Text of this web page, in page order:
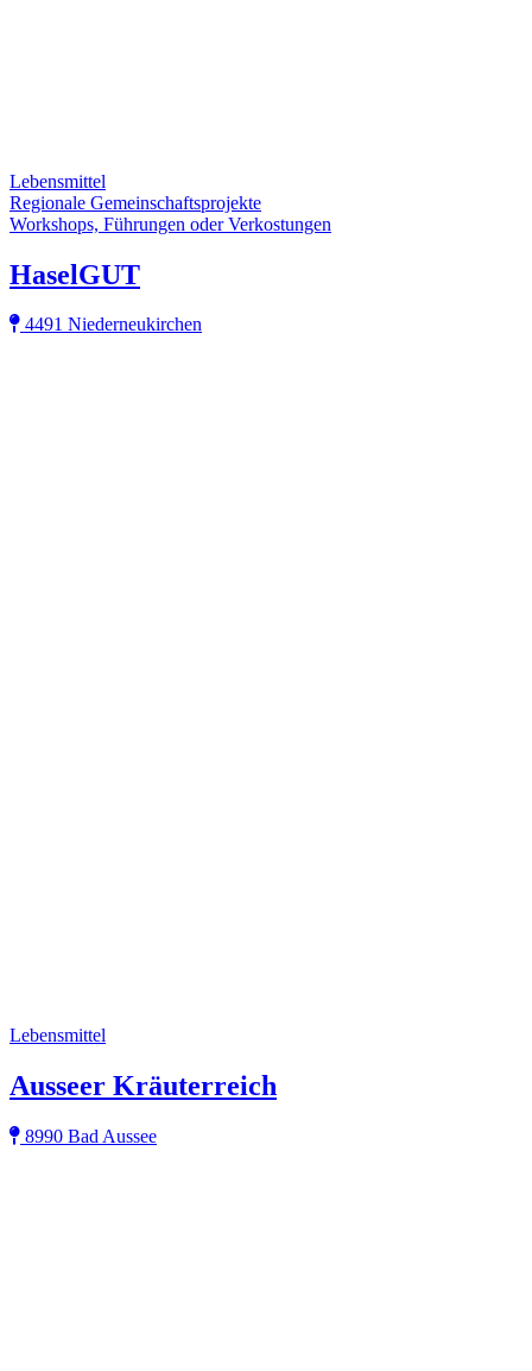
Lebensmittel
Regionale Gemeinschaftsprojekte
Workshops, Führungen oder Verkostungen
HaselGUT
4491 Niederneukirchen
Lebensmittel
Ausseer Kräuterreich
8990 Bad Aussee